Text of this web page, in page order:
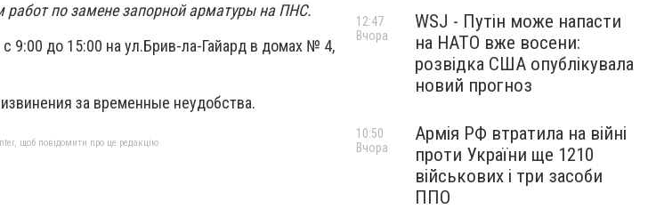
работ по замене запорной арматуры на ПНС.
9:00 до 15:00 на ул.Брив-ла-Гайард в домах № 4,
за временные неудобства.
щоб повідомити про це редакцію
WSJ - Путін може напасти
на НАТО вже восени:
розвідка США опублікувала
новий прогноз
12:47
Вчора
Армія РФ втратила на війні
проти України ще 1210
військових і три засоби
ППО
10:50
Вчора